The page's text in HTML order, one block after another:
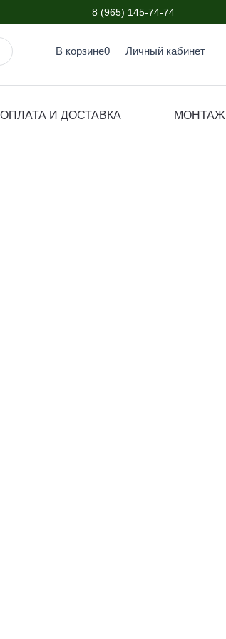
8 (965) 145-74-74
В корзине Личный кабинет
ОПЛАТА И ДОСТАВКА МОНТАЖ